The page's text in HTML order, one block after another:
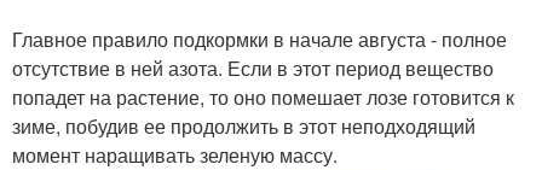
Главное правило подкормки в начале августа - полное
отсутствие в ней азота. Если в этот период вещество
попадет на растение, то оно помешает лозе готовится к
зиме, побудив ее продолжить в этот неподходящий
момент наращивать зеленую массу.